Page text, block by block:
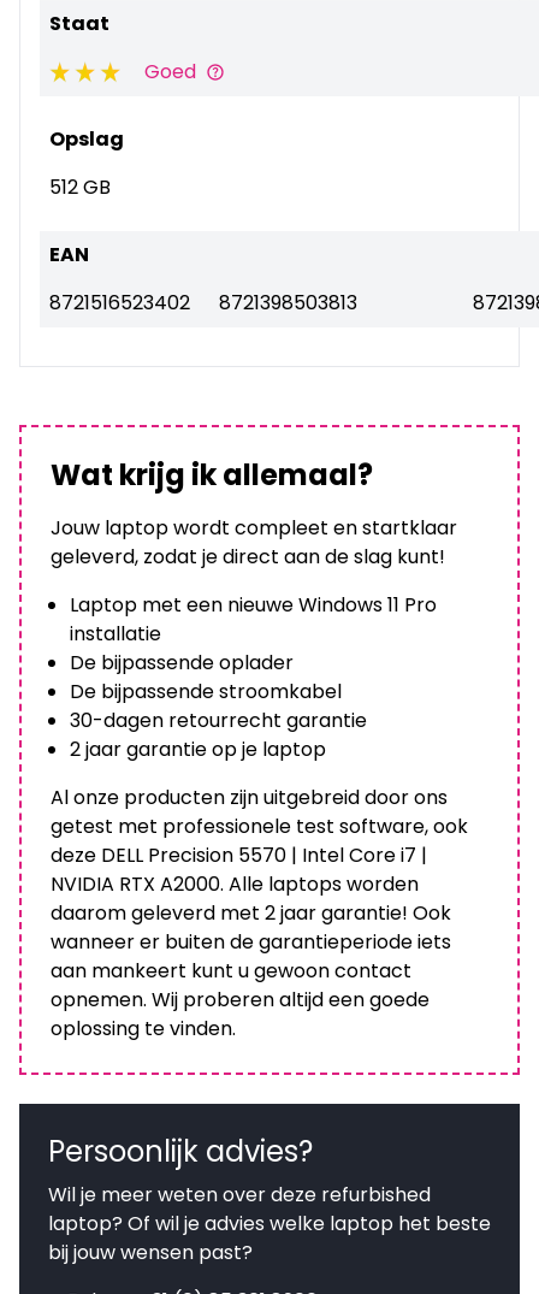
Staat
Goed
Opslag
512 GB
EAN
8721516523402
8721398503813
Wat krijg ik allemaal?
Jouw laptop wordt compleet en startklaar
geleverd, zodat je direct aan de slag kunt!
Laptop met een nieuwe Windows 11 Pro
installatie
De bijpassende oplader
De bijpassende stroomkabel
30-dagen retourrecht garantie
2 jaar garantie op je laptop
Al onze producten zijn uitgebreid door ons
getest met professionele test software, ook
deze DELL Precision 5570 | Intel Core i7 |
NVIDIA RTX A2000. Alle laptops worden
daarom geleverd met 2 jaar garantie! Ook
wanneer er buiten de garantieperiode iets
aan mankeert kunt u gewoon contact
opnemen. Wij proberen altijd een goede
oplossing te vinden.
Persoonlijk advies?
Wil je meer weten over deze refurbished
laptop? Of wil je advies welke laptop het beste
bij jouw wensen past?